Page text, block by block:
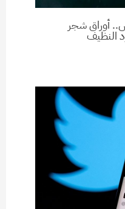
أوراق شجر
النظيف